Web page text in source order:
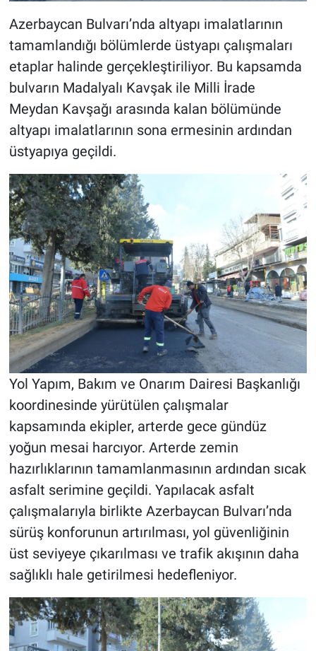
Azerbaycan Bulvarı’nda altyapı imalatlarının
tamamlandığı bölümlerde üstyapı çalışmaları
etaplar halinde gerçekleştiriliyor. Bu kapsamda
bulvarın Madalyalı Kavşak ile Milli İrade
Meydan Kavşağı arasında kalan bölümünde
altyapı imalatlarının sona ermesinin ardından
üstyapıya geçildi.
Yol Yapım, Bakım ve Onarım Dairesi Başkanlığı
koordinesinde yürütülen çalışmalar
kapsamında ekipler, arterde gece gündüz
yoğun mesai harcıyor. Arterde zemin
hazırlıklarının tamamlanmasının ardından sıcak
asfalt serimine geçildi. Yapılacak asfalt
çalışmalarıyla birlikte Azerbaycan Bulvarı’nda
sürüş konforunun artırılması, yol güvenliğinin
üst seviyeye çıkarılması ve trafik akışının daha
sağlıklı hale getirilmesi hedefleniyor.